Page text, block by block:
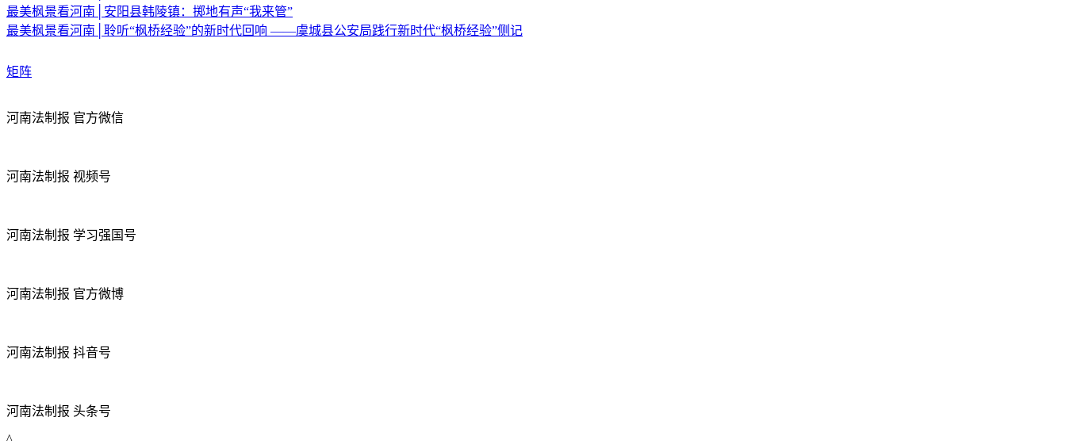
最美枫景看河南│安阳县韩陵镇：掷地有声“我来管”
最美枫景看河南│聆听“枫桥经验”的新时代回响 ——虞城县公安局践行新时代“枫桥经验”侧记
矩阵
河南法制报 官方微信
河南法制报 视频号
河南法制报 学习强国号
河南法制报 官方微博
河南法制报 抖音号
河南法制报 头条号
^